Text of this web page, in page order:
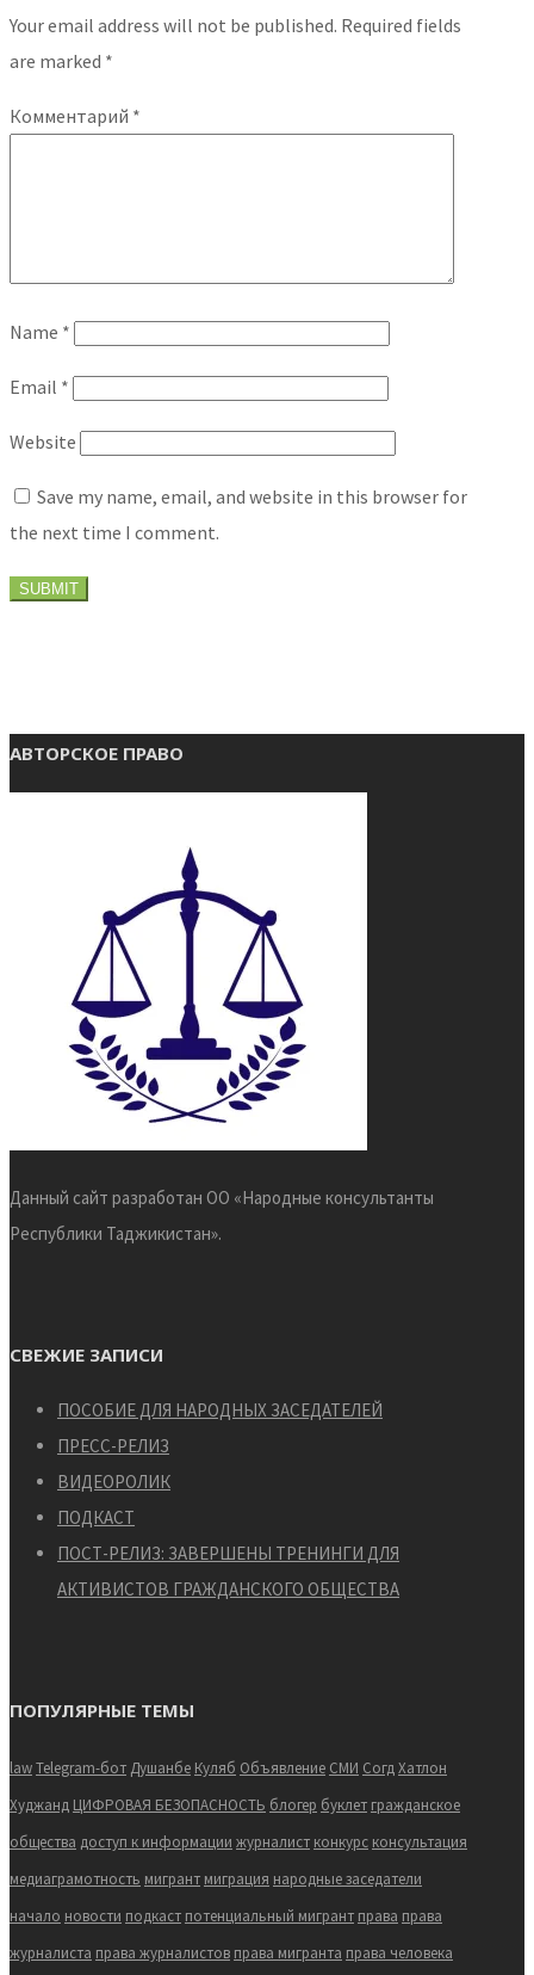
Your email address will not be published. Required fields
are marked *
Комментарий *
Name *
Email *
Website
Save my name, email, and website in this browser for
the next time I comment.
АВТОРСКОЕ ПРАВО
Данный сайт разработан ОО «Народные консультанты
Республики Таджикистан».
СВЕЖИЕ ЗАПИСИ
ПОСОБИЕ ДЛЯ НАРОДНЫХ ЗАСЕДАТЕЛЕЙ
ПРЕСС-РЕЛИЗ
ВИДЕОРОЛИК
ПОДКАСТ
ПОСТ-РЕЛИЗ: ЗАВЕРШЕНЫ ТРЕНИНГИ ДЛЯ
АКТИВИСТОВ ГРАЖДАНСКОГО ОБЩЕСТВА
ПОПУЛЯРНЫЕ ТЕМЫ
lawTelegram-бот Душанбе Куляб Объявление СМИ СогдХатлон
Худжанд ЦИФРОВАЯ БЕЗОПАСНОСТЬ блогер буклет гражданское
общества доступ к информации журналист конкурс консультация
медиаграмотность мигрант миграция народные заседатели
начало новости подкаст потенциальный мигрант права права
журналиста права журналистов права мигранта права человека